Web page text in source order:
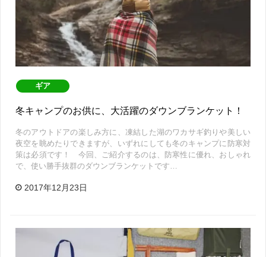
ギア
冬キャンプのお供に、大活躍のダウンブランケット！
冬のアウトドアの楽しみ方に、凍結した湖のワカサギ釣りや美しい
夜空を眺めたりできますが、いずれにしても冬のキャンプに防寒対
策は必須です！ 今回、ご紹介するのは、防寒性に優れ、おしゃれ
で、使い勝手抜群のダウンブランケットです…
2017年12月23日